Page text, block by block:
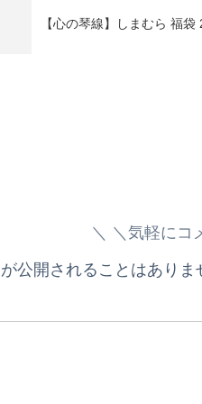
【心の琴線】しまむら 福袋
＼気軽にコ
公開されることはありま